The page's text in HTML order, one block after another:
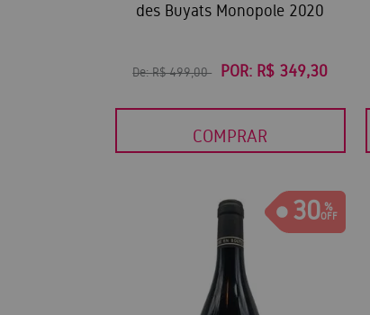
des Buyats Monopole 2020
De:R$ 499,00 POR: R$ 349,30
COMPRAR
30